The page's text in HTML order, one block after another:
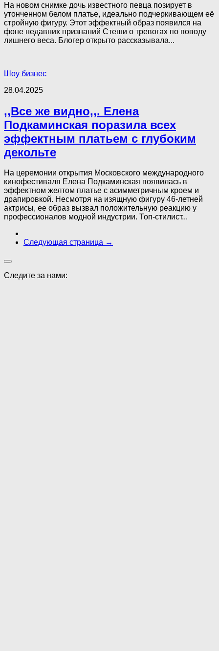
На новом снимке дочь известного певца позирует в
утонченном белом платье, идеально подчеркивающем её
стройную фигуру. Этот эффектный образ появился на
фоне недавних признаний Стеши о тревогах по поводу
лишнего веса. Блогер открыто рассказывала...
Шоу бизнес
28.04.2025
,,Все же видно,,. Елена
Подкаминская поразила всех
эффектным платьем с глубоким
декольте
На церемонии открытия Московского международного
кинофестиваля Елена Подкаминская появилась в
эффектном желтом платье с асимметричным кроем и
драпировкой. Несмотря на изящную фигуру 46-летней
актрисы, ее образ вызвал положительную реакцию у
профессионалов модной индустрии. Топ-стилист...
Следующая страница →
Следите за нами: